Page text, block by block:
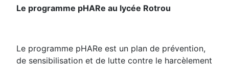
Le programme pHARe au lycée Rotrou
Le programme pHARe est un plan de prévention,
de sensibilisation et de lutte contre le harcèlement